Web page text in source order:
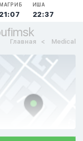
21:07
ИША
22:37
Главная Medical